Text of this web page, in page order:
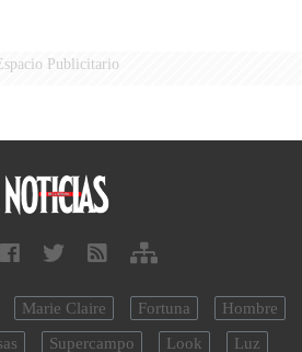
Publicitario
Marie Claire Fortuna
Hombre
Supercampo Look Luz